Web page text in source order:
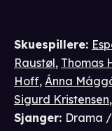
Skuespillere:
Raustøl, Thomas
Hoff, Ánna
Sigurd Kristensen,
Sjanger: Drama